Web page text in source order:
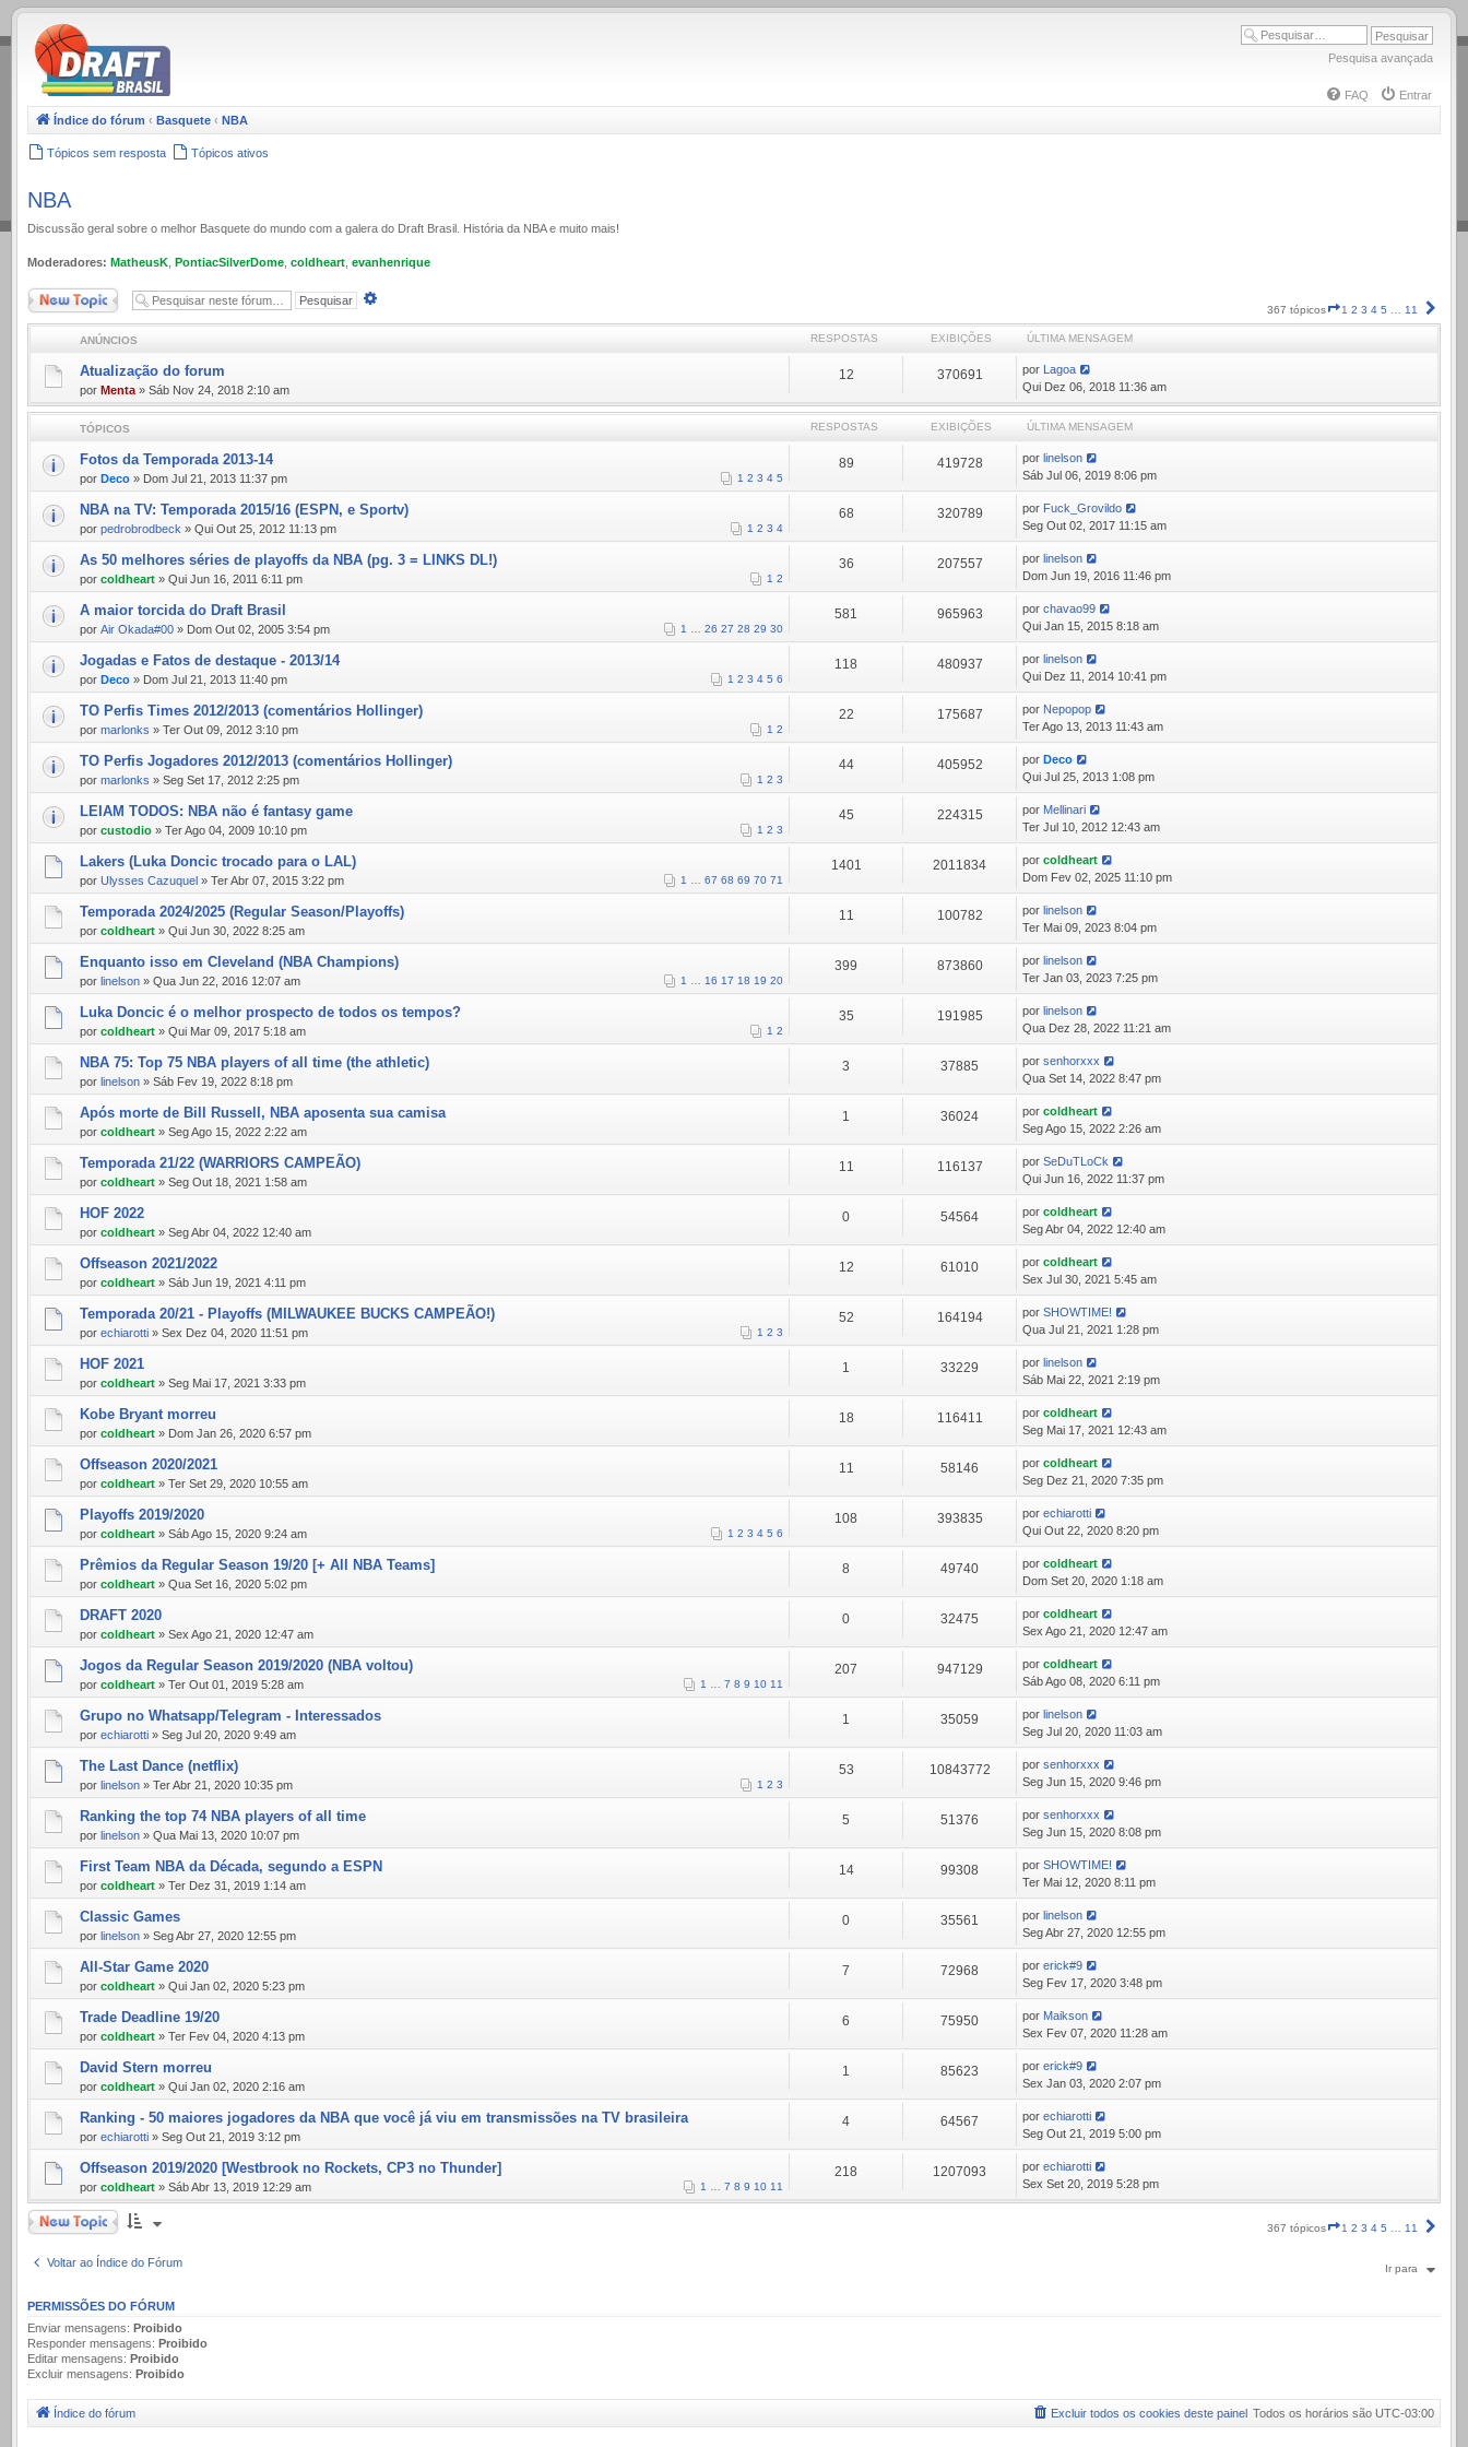
.
Pesquisa avançada
FAQ
Entrar
Índice do fórum ‹ Basquete ‹ NBA
Tópicos sem resposta Tópicos ativos
NBA
Discussão geral sobre o melhor Basquete do mundo com a galera do Draft Brasil. História da NBA e muito mais!
Moderadores: MatheusK PontiacSilverDome coldheart evanhenrique
Novo Tópico
367 tópicos Página
1
1 2 3 4 5 11
ANÚNCIOS RESPOSTAS EXIBIÇÕES ÚLTIMA MENSAGEM
Atualização do forum
por Menta » Sáb Nov 24, 2018 2:10 am
12 370691 por Lagoa
Qui Dez 06, 2018 11:36 am
TÓPICOS RESPOSTAS EXIBIÇÕES ÚLTIMA MENSAGEM
Fotos da Temporada 2013-14
por Deco » Dom Jul 21, 2013 11:37 pm 1 2 3 4 5
89 419728 porlinelson
Sáb Jul 06, 2019 8:06 pm
NBA na TV: Temporada 2015/16 (ESPN, e Sportv)
por pedrobrodbeck » Qui Out 25, 2012 11:13 pm 1 2 3 4
68 320789 por Fuck_Grovildo
Seg Out 02, 2017 11:15 am
As 50 melhores séries de playoffs da NBA (pg. 3 = LINKS DL!)
por coldheart » Qui Jun 16, 2011 6:11 pm 1 2
36 207557 porlinelson
Dom Jun 19, 2016 11:46 pm
A maior torcida do Draft Brasil
por Air Okada#00 » Dom Out 02, 2005 3:54 pm 1 26 27 28 29 30
581 965963 porchavao99
Qui Jan 15, 2015 8:18 am
Jogadas e Fatos de destaque - 2013/14
por Deco » Dom Jul 21, 2013 11:40 pm 1 2 3 4 5 6
118 480937 porlinelson
Qui Dez 11, 2014 10:41 pm
TO Perfis Times 2012/2013 (comentários Hollinger)
por marlonks » Ter Out 09, 2012 3:10 pm 1 2
22 175687 por Nepopop
Ter Ago 13, 2013 11:43 am
TO Perfis Jogadores 2012/2013 (comentários Hollinger)
por marlonks » Seg Set 17, 2012 2:25 pm 1 2 3
44 405952 porDeco
Qui Jul 25, 2013 1:08 pm
LEIAM TODOS: NBA não é fantasy game
por custodio » Ter Ago 04, 2009 10:10 pm 1 2 3
45 224315 por Mellinari
Ter Jul 10, 2012 12:43 am
Lakers (Luka Doncic trocado para o LAL)
por Ulysses Cazuquel » Ter Abr 07, 2015 3:22 pm 1 67 68 69 70 71
1401 2011834 porcoldheart
Dom Fev 02, 2025 11:10 pm
Temporada 2024/2025 (Regular Season/Playoffs)
por coldheart » Qui Jun 30, 2022 8:25 am
11 100782 porlinelson
Ter Mai 09, 2023 8:04 pm
Enquanto isso em Cleveland (NBA Champions)
por linelson » Qua Jun 22, 2016 12:07 am 1 16 17 18 19 20
399 873860 porlinelson
Ter Jan 03, 2023 7:25 pm
Luka Doncic é o melhor prospecto de todos os tempos?
por coldheart » Qui Mar 09, 2017 5:18 am 1 2
35 191985 porlinelson
Qua Dez 28, 2022 11:21 am
NBA 75: Top 75 NBA players of all time (the athletic)
por linelson » Sáb Fev 19, 2022 8:18 pm
3 37885 porsenhorxxx
Qua Set 14, 2022 8:47 pm
Após morte de Bill Russell, NBA aposenta sua camisa
por coldheart » Seg Ago 15, 2022 2:22 am
1 36024 porcoldheart
Seg Ago 15, 2022 2:26 am
Temporada 21/22 (WARRIORS CAMPEÃO)
por coldheart » Seg Out 18, 2021 1:58 am
11 116137 porSeDuTLoCk
Qui Jun 16, 2022 11:37 pm
HOF 2022
por coldheart » Seg Abr 04, 2022 12:40 am
0 54564 porcoldheart
Seg Abr 04, 2022 12:40 am
Offseason 2021/2022
por coldheart » Sáb Jun 19, 2021 4:11 pm
12 61010 porcoldheart
Sex Jul 30, 2021 5:45 am
Temporada 20/21 - Playoffs (MILWAUKEE BUCKS CAMPEÃO!)
por echiarotti » Sex Dez 04, 2020 11:51 pm 1 2 3
52 164194 porSHOWTIME!
Qua Jul 21, 2021 1:28 pm
HOF 2021
por coldheart » Seg Mai 17, 2021 3:33 pm
1 33229 porlinelson
Sáb Mai 22, 2021 2:19 pm
Kobe Bryant morreu
por coldheart » Dom Jan 26, 2020 6:57 pm
18 116411 porcoldheart
Seg Mai 17, 2021 12:43 am
Offseason 2020/2021
por coldheart » Ter Set 29, 2020 10:55 am
11 58146 porcoldheart
Seg Dez 21, 2020 7:35 pm
Playoffs 2019/2020
por coldheart » Sáb Ago 15, 2020 9:24 am 1 2 3 4 5 6
108 393835 porechiarotti
Qui Out 22, 2020 8:20 pm
Prêmios da Regular Season 19/20 [+ All NBA Teams]
por coldheart » Qua Set 16, 2020 5:02 pm
8 49740 porcoldheart
Dom Set 20, 2020 1:18 am
DRAFT 2020
por coldheart » Sex Ago 21, 2020 12:47 am
0 32475 porcoldheart
Sex Ago 21, 2020 12:47 am
Jogos da Regular Season 2019/2020 (NBA voltou)
por coldheart » Ter Out 01, 2019 5:28 am 1 7 8 9 10 11
207 947129 porcoldheart
Sáb Ago 08, 2020 6:11 pm
Grupo no Whatsapp/Telegram - Interessados
por echiarotti » Seg Jul 20, 2020 9:49 am
1 35059 porlinelson
Seg Jul 20, 2020 11:03 am
The Last Dance (netflix)
por linelson » Ter Abr 21, 2020 10:35 pm 1 2 3
53 10843772 porsenhorxxx
Seg Jun 15, 2020 9:46 pm
Ranking the top 74 NBA players of all time
por linelson » Qua Mai 13, 2020 10:07 pm
5 51376 porsenhorxxx
Seg Jun 15, 2020 8:08 pm
First Team NBA da Década, segundo a ESPN
por coldheart » Ter Dez 31, 2019 1:14 am
14 99308 porSHOWTIME!
Ter Mai 12, 2020 8:11 pm
Classic Games
por linelson » Seg Abr 27, 2020 12:55 pm
0 35561 porlinelson
Seg Abr 27, 2020 12:55 pm
All-Star Game 2020
por coldheart » Qui Jan 02, 2020 5:23 pm
7 72968 porerick#9
Seg Fev 17, 2020 3:48 pm
Trade Deadline 19/20
por coldheart » Ter Fev 04, 2020 4:13 pm
6 75950 por Maikson
Sex Fev 07, 2020 11:28 am
David Stern morreu
por coldheart » Qui Jan 02, 2020 2:16 am
1 85623 porerick#9
Sex Jan 03, 2020 2:07 pm
Ranking - 50 maiores jogadores da NBA que você já viu em transmissões na TV brasileira
por echiarotti » Seg Out 21, 2019 3:12 pm
4 64567 porechiarotti
Seg Out 21, 2019 5:00 pm
Offseason 2019/2020 [Westbrook no Rockets, CP3 no Thunder]
por coldheart » Sáb Abr 13, 2019 12:29 am 1 7 8 9 10 11
218 1207093 porechiarotti
Sex Set 20, 2019 5:28 pm
Novo Tópico
367 tópicos
Página
1 2 3 4 5 11
Voltar ao Índice do Fórum Ir para
PERMISSÕES DO FÓRUM
Enviar mensagens: Proibido
Responder mensagens: Proibido
Editar mensagens: Proibido
Excluir mensagens: Proibido
Índice do fórum Todos os horários são UTC-03:00
Excluir todos os cookies deste painel